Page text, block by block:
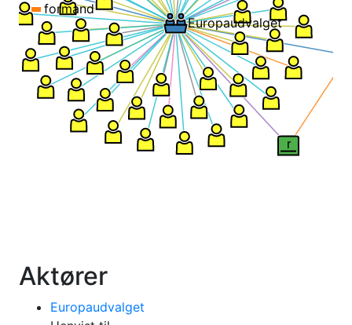
r
Europaudvalget
formand
Aktører
Europaudvalget